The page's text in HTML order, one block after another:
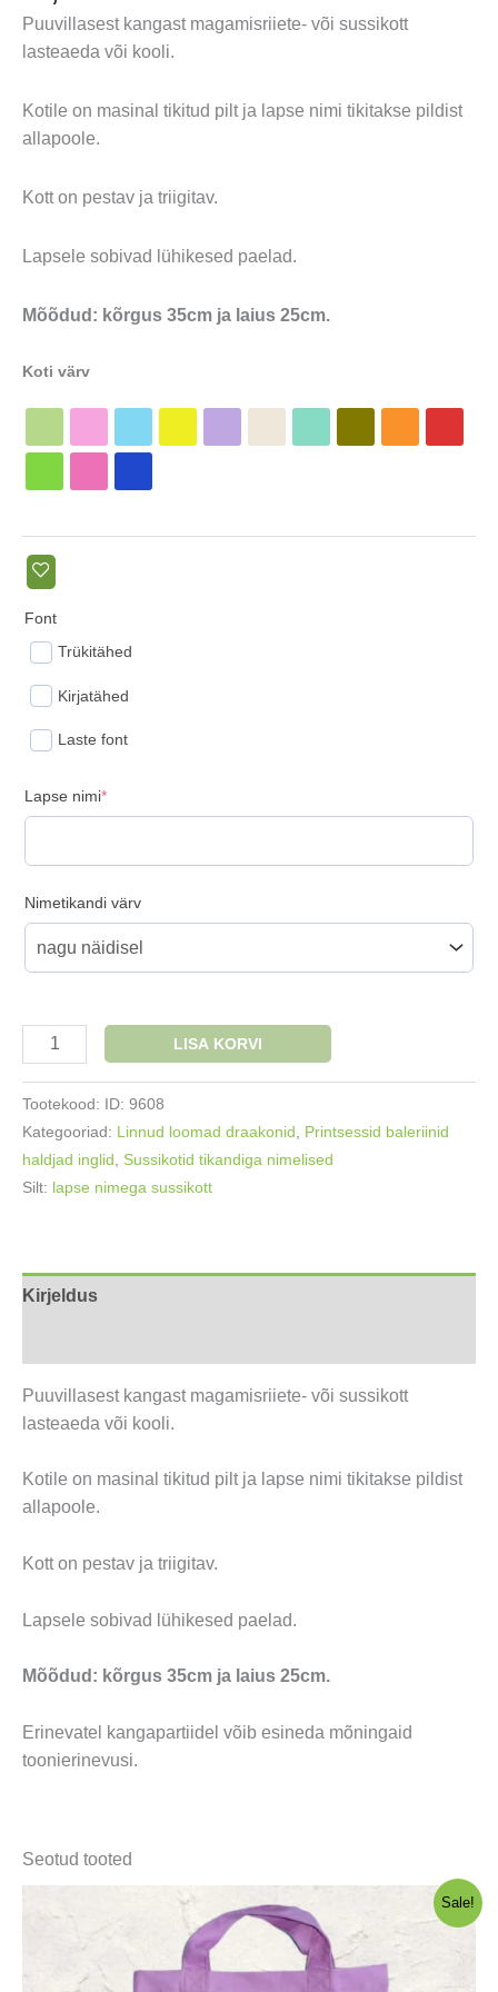
Puuvillasest kangast magamisriiete- või sussikott
lasteaeda või kooli.
Kotile on masinal tikitud pilt ja lapse nimi tikitakse pildist
allapoole.
Kott on pestav ja triigitav.
Lapsele sobivad lühikesed paelad.
Mõõdud: kõrgus 35cm ja laius 25cm.
Koti värv
Font
Trükitähed
Kirjatähed
Laste font
Lapse nimi*(required)
Nimetikandi värv
Nimega
sussikott
LISA KORVI
Tootekood: ID: 9608
Kategooriad: Linnud loomad draakonid
Printsessid baleriinid
haldjad inglid
Sussikotid tikandiga nimelised
Silt: lapse nimega sussikott
Kirjeldus
Puuvillasest kangast magamisriiete- või sussikott
lasteaeda või kooli.
Kotile on masinal tikitud pilt ja lapse nimi tikitakse pildist
allapoole.
Kott on pestav ja triigitav.
Lapsele sobivad lühikesed paelad.
Mõõdud: kõrgus 35cm ja laius 25cm.
Erinevatel kangapartiidel võib esineda mõningaid
toonierinevusi.
Seotud tooted
Sale!